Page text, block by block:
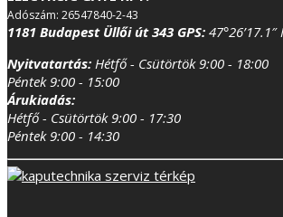
Adószám: 26547840-2-43
1181 Budapest Üllői út 343 GPS: 47°26’17.1″
Nyitvatartás: Hétfő - Csütörtök 9:00 - 18:00
Péntek 9:00 - 15:00
Árukiadás:
Hétfő - Csütörtök 9:00 - 17:30
Péntek 9:00 - 14:30